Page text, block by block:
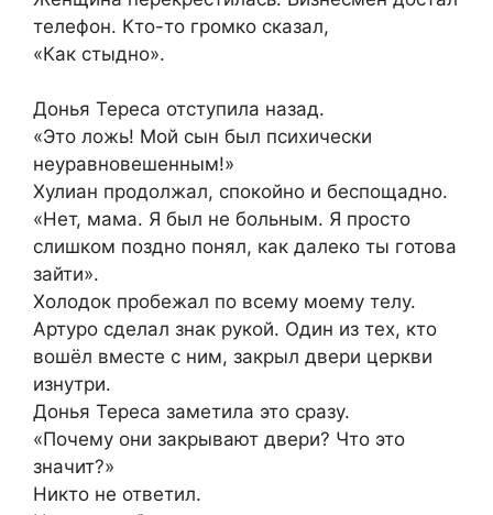
телефон. Кто-то громко сказал,
«Как стыдно».
Донья Тереса отступила назад.
«Это ложь! Мой сын был психически
неуравновешенным!»
Хулиан продолжал, спокойно и беспощадно.
«Нет, мама. Я был не больным. Я просто
слишком поздно понял, как далеко ты готова
зайти».
Холодок пробежал по всему моему телу.
Артуро сделал знак рукой. Один из тех, кто
вошёл вместе с ним, закрыл двери церкви
изнутри.
Донья Тереса заметила это сразу.
«Почему они закрывают двери? Что это
значит?»
Никто не ответил.